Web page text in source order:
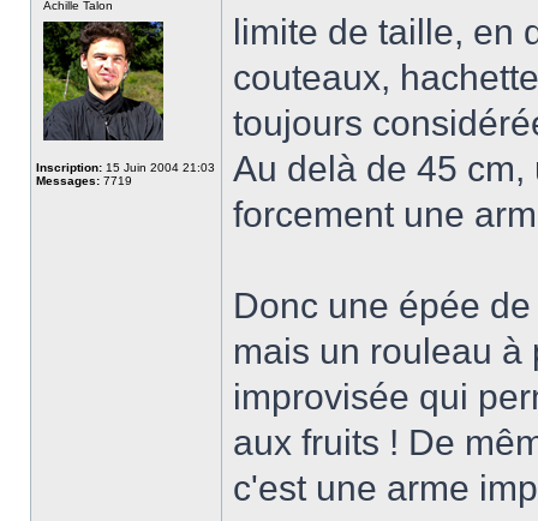
Achille Talon
Inscription: 15 Juin 2004 21:03
Messages: 7719
limite de taille, en
couteaux,
toujours
Au delà de 45
forcement une
Donc une épée
mais un rouleau à
improvisée qui
aux fruits ! De
c'est une arme